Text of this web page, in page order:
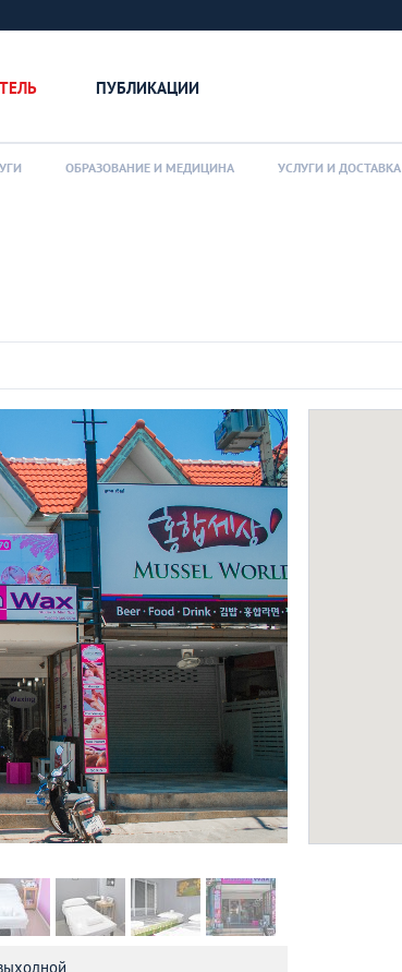
ПУБЛИКАЦИИ
ОБРАЗОВАНИЕ И МЕДИЦИНА УСЛУГИ И ДОСТАВКА